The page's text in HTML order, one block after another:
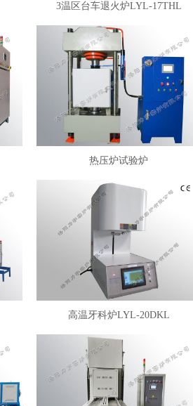
3温区台车退火炉LYL-17THL
热压炉试验炉
高温牙科炉LYL-20DKL